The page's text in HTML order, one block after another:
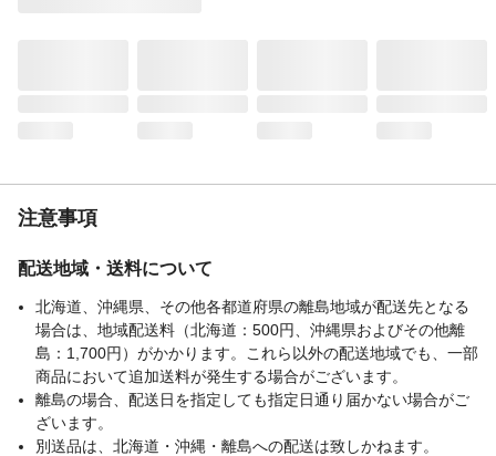
注意事項
配送地域・送料について
北海道、沖縄県、その他各都道府県の離島地域が配送先となる
場合は、地域配送料（北海道：500円、沖縄県およびその他離
島：1,700円）がかかります。これら以外の配送地域でも、一部
商品において追加送料が発生する場合がございます。
離島の場合、配送日を指定しても指定日通り届かない場合がご
ざいます。
別送品は、北海道・沖縄・離島への配送は致しかねます。